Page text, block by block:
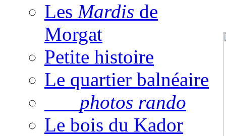
Les Mardis de
Morgat
Petite histoire
Le quartier balnéaire
photos rando
Le bois du Kador